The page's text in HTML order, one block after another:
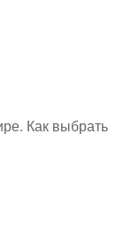
Как выбрать